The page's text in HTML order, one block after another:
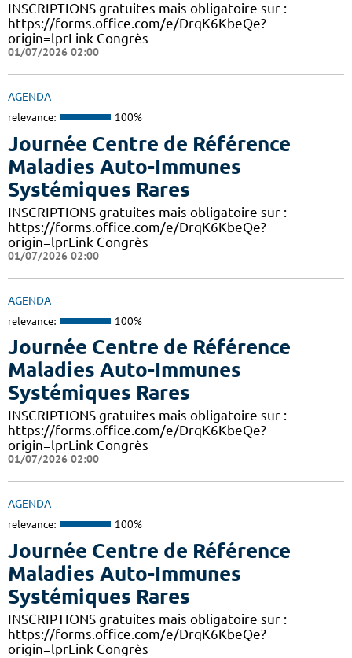
INSCRIPTIONS gratuites mais obligatoire sur :
https://forms.office.com/e/DrqK6KbeQe?
origin=lprLink Congrès
01/07/2026 02:00
AGENDA
relevance: 100%
Journée Centre de Référence
Maladies Auto-Immunes
Systémiques Rares
INSCRIPTIONS gratuites mais obligatoire sur :
https://forms.office.com/e/DrqK6KbeQe?
origin=lprLink Congrès
01/07/2026 02:00
AGENDA
relevance: 100%
Journée Centre de Référence
Maladies Auto-Immunes
Systémiques Rares
INSCRIPTIONS gratuites mais obligatoire sur :
https://forms.office.com/e/DrqK6KbeQe?
origin=lprLink Congrès
01/07/2026 02:00
AGENDA
relevance: 100%
Journée Centre de Référence
Maladies Auto-Immunes
Systémiques Rares
INSCRIPTIONS gratuites mais obligatoire sur :
https://forms.office.com/e/DrqK6KbeQe?
origin=lprLink Congrès